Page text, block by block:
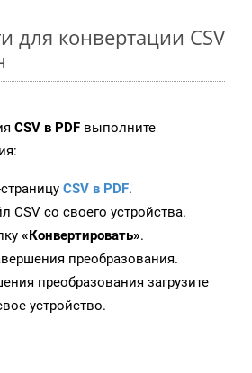
для конвертации CSV
CSV в PDF выполните
CSV в PDF.
CSV со своего устройства.
«Конвертировать».
преобразования.
преобразования загрузите
устройство.